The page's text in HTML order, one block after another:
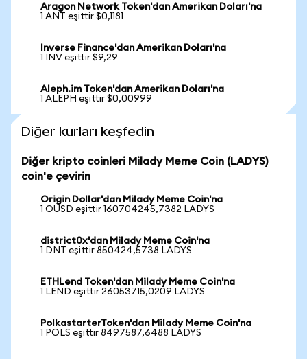
Aragon Network Token'dan Amerikan Doları'na
1 ANT eşittir $0,1181
Inverse Finance'dan Amerikan Doları'na
1 INV eşittir $9,29
Aleph.im Token'dan Amerikan Doları'na
1 ALEPH eşittir $0,00999
Diğer kurları keşfedin
Diğer kripto coinleri Milady Meme Coin (LADYS)
coin'e çevirin
Origin Dollar'dan Milady Meme Coin'na
1 OUSD eşittir 160704245,7382 LADYS
district0x'dan Milady Meme Coin'na
1 DNT eşittir 850424,5738 LADYS
ETHLend Token'dan Milady Meme Coin'na
1 LEND eşittir 26053715,0209 LADYS
PolkastarterToken'dan Milady Meme Coin'na
1 POLS eşittir 8497587,6488 LADYS